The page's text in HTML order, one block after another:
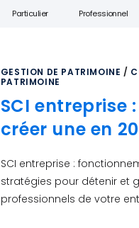
Particulier Professionnel
GESTION DE PATRIMOINE /
PATRIMOINE
SCI entreprise
créer une en
SCI entreprise :
stratégies pour détenir et
professionnels de votre